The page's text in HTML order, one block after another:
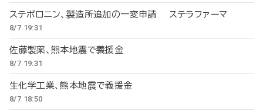
ステボロニン、製造所追加の一変申請 ステラファーマ
8/7 19:31
佐藤製薬、熊本地震で義援金
8/7 19:31
生化学工業、熊本地震で義援金
8/7 18:50